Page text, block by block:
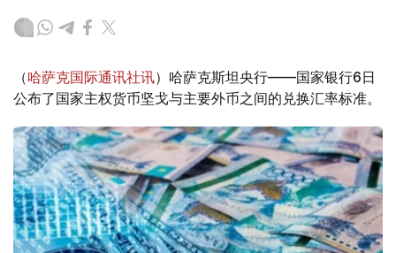
（哈萨克国际通讯社讯）哈萨克斯坦央行——国家银行6日
公布了国家主权货币坚戈与主要外币之间的兑换汇率标准。